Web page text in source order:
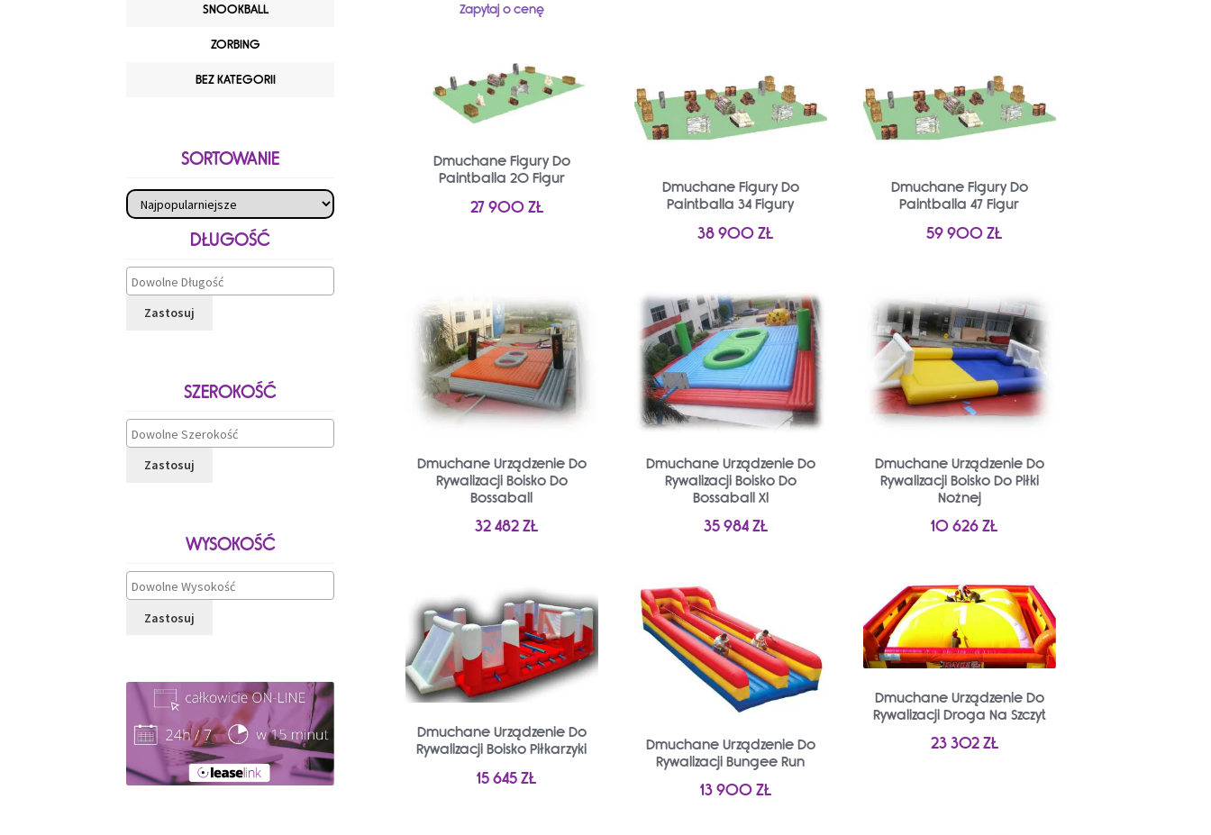
Zapytaj o cenę
Dmuchane Figury Do
Paintballa 20 Figur
27 900ZŁ
Dmuchane Figury Do
Paintballa 34 Figury
38 900ZŁ
Dmuchane Figury Do
Paintballa 47 Figur
59 900ZŁ
Dmuchane Urządzenie Do
Rywalizacji Boisko Do
Bossaball
32 482ZŁ
Dmuchane Urządzenie Do
Rywalizacji Boisko Do
Bossaball Xl
35 984ZŁ
Dmuchane Urządzenie Do
Rywalizacji Boisko Do Piłki
Nożnej
10 626ZŁ
Dmuchane Urządzenie Do
Rywalizacji Boisko Piłkarzyki
15 645ZŁ
Dmuchane Urządzenie Do
Rywalizacji Bungee Run
13 900ZŁ
Dmuchane Urządzenie Do
Rywalizacji Droga Na Szczyt
23 302ZŁ
SNOOKBALL
ZORBING
BEZ KATEGORII
SORTOWANIE
DŁUGOŚĆ
Zastosuj
SZEROKOŚĆ
Zastosuj
WYSOKOŚĆ
Zastosuj